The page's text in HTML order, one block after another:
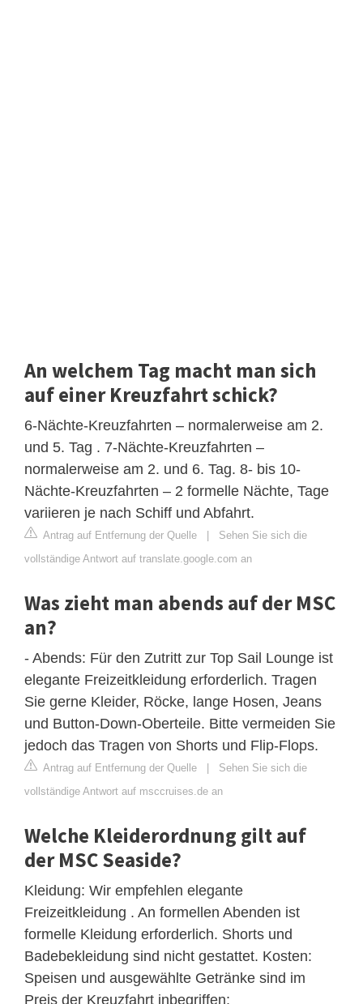
An welchem ​​Tag macht man sich
auf einer Kreuzfahrt schick?
6-Nächte-Kreuzfahrten – normalerweise am 2.
und 5. Tag . 7-Nächte-Kreuzfahrten –
normalerweise am 2. und 6. Tag. 8- bis 10-
Nächte-Kreuzfahrten – 2 formelle Nächte, Tage
variieren je nach Schiff und Abfahrt.
Antrag auf Entfernung der Quelle | Sehen Sie sich die
vollständige Antwort auf translate.google.com an
Was zieht man abends auf der MSC
an?
- Abends: Für den Zutritt zur Top Sail Lounge ist
elegante Freizeitkleidung erforderlich. Tragen
Sie gerne Kleider, Röcke, lange Hosen, Jeans
und Button-Down-Oberteile. Bitte vermeiden Sie
jedoch das Tragen von Shorts und Flip-Flops.
Antrag auf Entfernung der Quelle | Sehen Sie sich die
vollständige Antwort auf msccruises.de an
Welche Kleiderordnung gilt auf
der MSC Seaside?
Kleidung: Wir empfehlen elegante
Freizeitkleidung . An formellen Abenden ist
formelle Kleidung erforderlich. Shorts und
Badebekleidung sind nicht gestattet. Kosten:
Speisen und ausgewählte Getränke sind im
Preis der Kreuzfahrt inbegriffen;